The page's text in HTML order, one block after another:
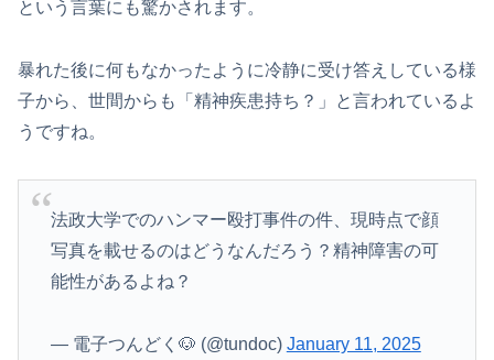
という言葉にも驚かされます。
暴れた後に何もなかったように冷静に受け答えしている様
子から、世間からも「精神疾患持ち？」と言われているよ
うですね。
法政大学でのハンマー殴打事件の件、現時点で顔
写真を載せるのはどうなんだろう？精神障害の可
能性があるよね？
— 電子つんどく🐶 (@tundoc) January 11, 2025